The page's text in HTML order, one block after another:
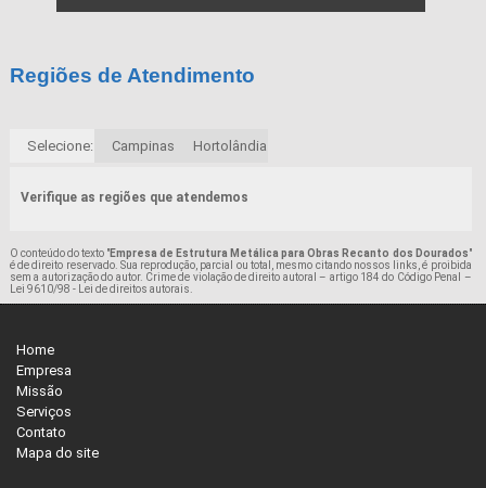
Regiões de Atendimento
Selecione: Campinas Hortolândia
Verifique as regiões que atendemos
O conteúdo do texto "Empresa de Estrutura Metálica para Obras Recanto dos Dourados"
é de direito reservado. Sua reprodução, parcial ou total, mesmo citando nossos links, é proibida
sem a autorização do autor. Crime de violação de direito autoral – artigo 184 do Código Penal –
Lei 9610/98 - Lei de direitos autorais
Home
Empresa
Missão
Serviços
Contato
Mapa do site